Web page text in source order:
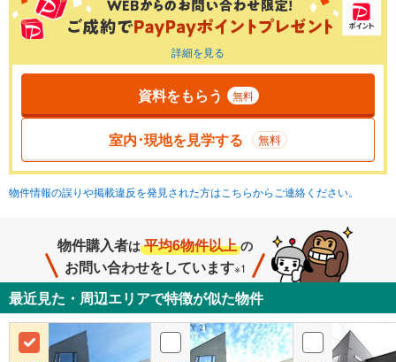
詳細を見る
資料をもらう 無料
室内･現地を見学する 無料
物件情報の誤りや掲載違反を発見された方はこちらからご連絡ください。
物件購入者は 平均6物件以上 の
お問い合わせをしています※1
最近見た・周辺エリアで特徴が似た物件